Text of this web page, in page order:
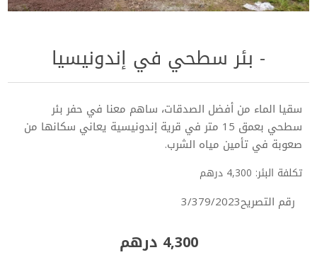
- بئر سطحي في إندونيسيا
سقيا الماء من أفضل الصدقات، ساهم معنا في حفر بئر
سطحي بعمق 15 متر في قرية إندونيسية يعاني سكانها من
صعوبة في تأمين مياه الشرب.
تكلفة البئر: 4,300 درهم
رقم التصريح3/379/2023
4,300 درهم